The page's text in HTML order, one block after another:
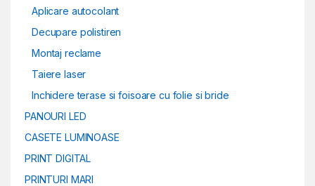
Aplicare autocolant
Decupare polistiren
Montaj reclame
Taiere laser
Inchidere terase si foisoare cu folie si bride
PANOURI LED
CASETE LUMINOASE
PRINT DIGITAL
PRINTURI MARI